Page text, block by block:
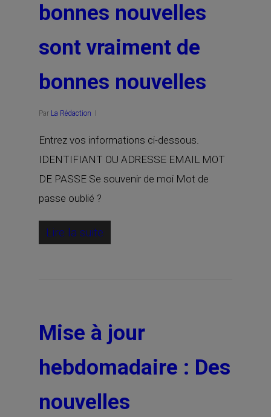
bonnes nouvelles
sont vraiment de
bonnes nouvelles
Par La Rédaction
Entrez vos informations ci-dessous.
IDENTIFIANT OU ADRESSE EMAIL MOT
DE PASSE Se souvenir de moi Mot de
passe oublié ?
Lire la suite
Mise à jour
hebdomadaire : Des
nouvelles